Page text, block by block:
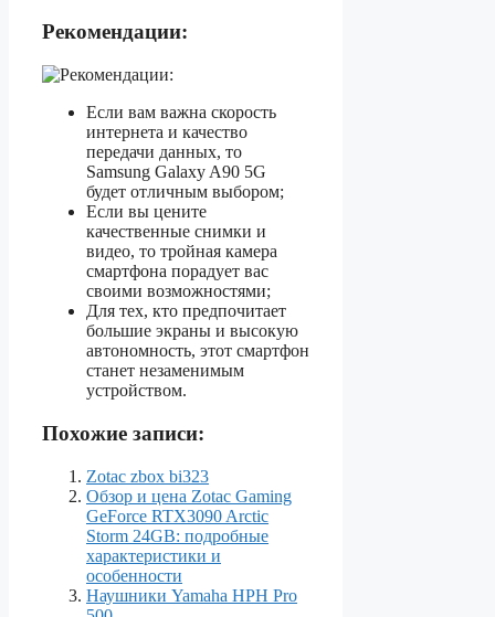
Рекомендации:
Если вам важна скорость
интернета и качество
передачи данных, то
Samsung Galaxy A90 5G
будет отличным выбором;
Если вы цените
качественные снимки и
видео, то тройная камера
смартфона порадует вас
своими возможностями;
Для тех, кто предпочитает
большие экраны и высокую
автономность, этот смартфон
станет незаменимым
устройством.
Похожие записи:
Zotac zbox bi323
Обзор и цена Zotac Gaming
GeForce RTX3090 Arctic
Storm 24GB: подробные
характеристики и
особенности
Наушники Yamaha HPH Pro